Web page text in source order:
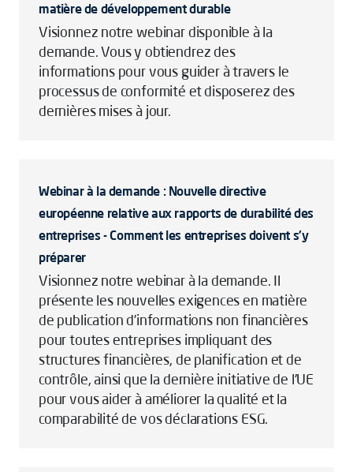
matière de développement durable
Visionnez notre webinar disponible à la
demande. Vous y obtiendrez des
informations pour vous guider à travers le
processus de conformité et disposerez des
dernières mises à jour.
Webinar à la demande : Nouvelle directive
européenne relative aux rapports de durabilité des
entreprises - Comment les entreprises doivent s'y
préparer
Visionnez notre webinar à la demande. Il
présente les nouvelles exigences en matière
de publication d’informations non financières
pour toutes entreprises impliquant des
structures financières, de planification et de
contrôle, ainsi que la dernière initiative de l'UE
pour vous aider à améliorer la qualité et la
comparabilité de vos déclarations ESG.